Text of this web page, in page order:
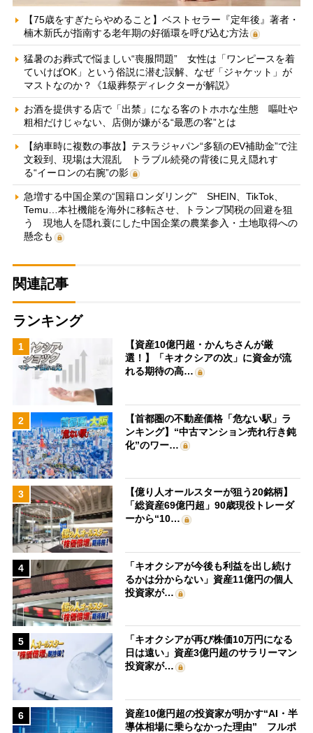
【75歳をすぎたらやめること】ベストセラー『定年後』著者・
楠木新氏が指南する老年期の好循環を呼び込む方法
猛暑のお葬式で悩ましい“喪服問題” 女性は「ワンピースを着
ていけばOK」という俗説に潜む誤解、なぜ「ジャケット」が
マストなのか？《1級葬祭ディレクターが解説》
お酒を提供する店で「出禁」になる客のトホホな生態 嘔吐や
粗相だけじゃない、店側が嫌がる“最悪の客”とは
【納車時に複数の事故】テスラジャパン“多額のEV補助金”で注
文殺到、現場は大混乱 トラブル続発の背後に見え隠れす
る“イーロンの右腕”の影
急増する中国企業の“国籍ロンダリング” SHEIN、TikTok、
Temu…本社機能を海外に移転させ、トランプ関税の回避を狙
う 現地人を隠れ蓑にした中国企業の農業参入・土地取得への
懸念も
関連記事
ランキング
1
【資産10億円超・かんちさんが厳
選！】「キオクシアの次」に資金が流
れる期待の高…
2
【首都圏の不動産価格「危ない駅」ラ
ンキング】“中古マンション売れ行き鈍
化”のワー…
3
【億り人オールスターが狙う20銘柄】
「総資産69億円超」90歳現役トレーダ
ーから“10…
4
「キオクシアが今後も利益を出し続け
るかは分からない」資産11億円の個人
投資家が…
5
「キオクシアが再び株価10万円になる
日は遠い」資産3億円超のサラリーマン
投資家が…
6
資産10億円超の投資家が明かす“AI・半
導体相場に乗らなかった理由” フルポ